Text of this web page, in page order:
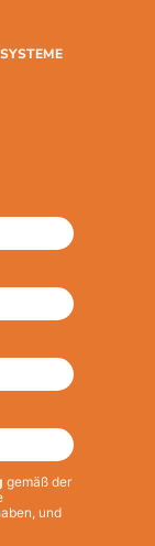
gemäß der
und